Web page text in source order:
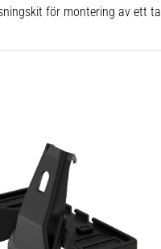
för montering av ett